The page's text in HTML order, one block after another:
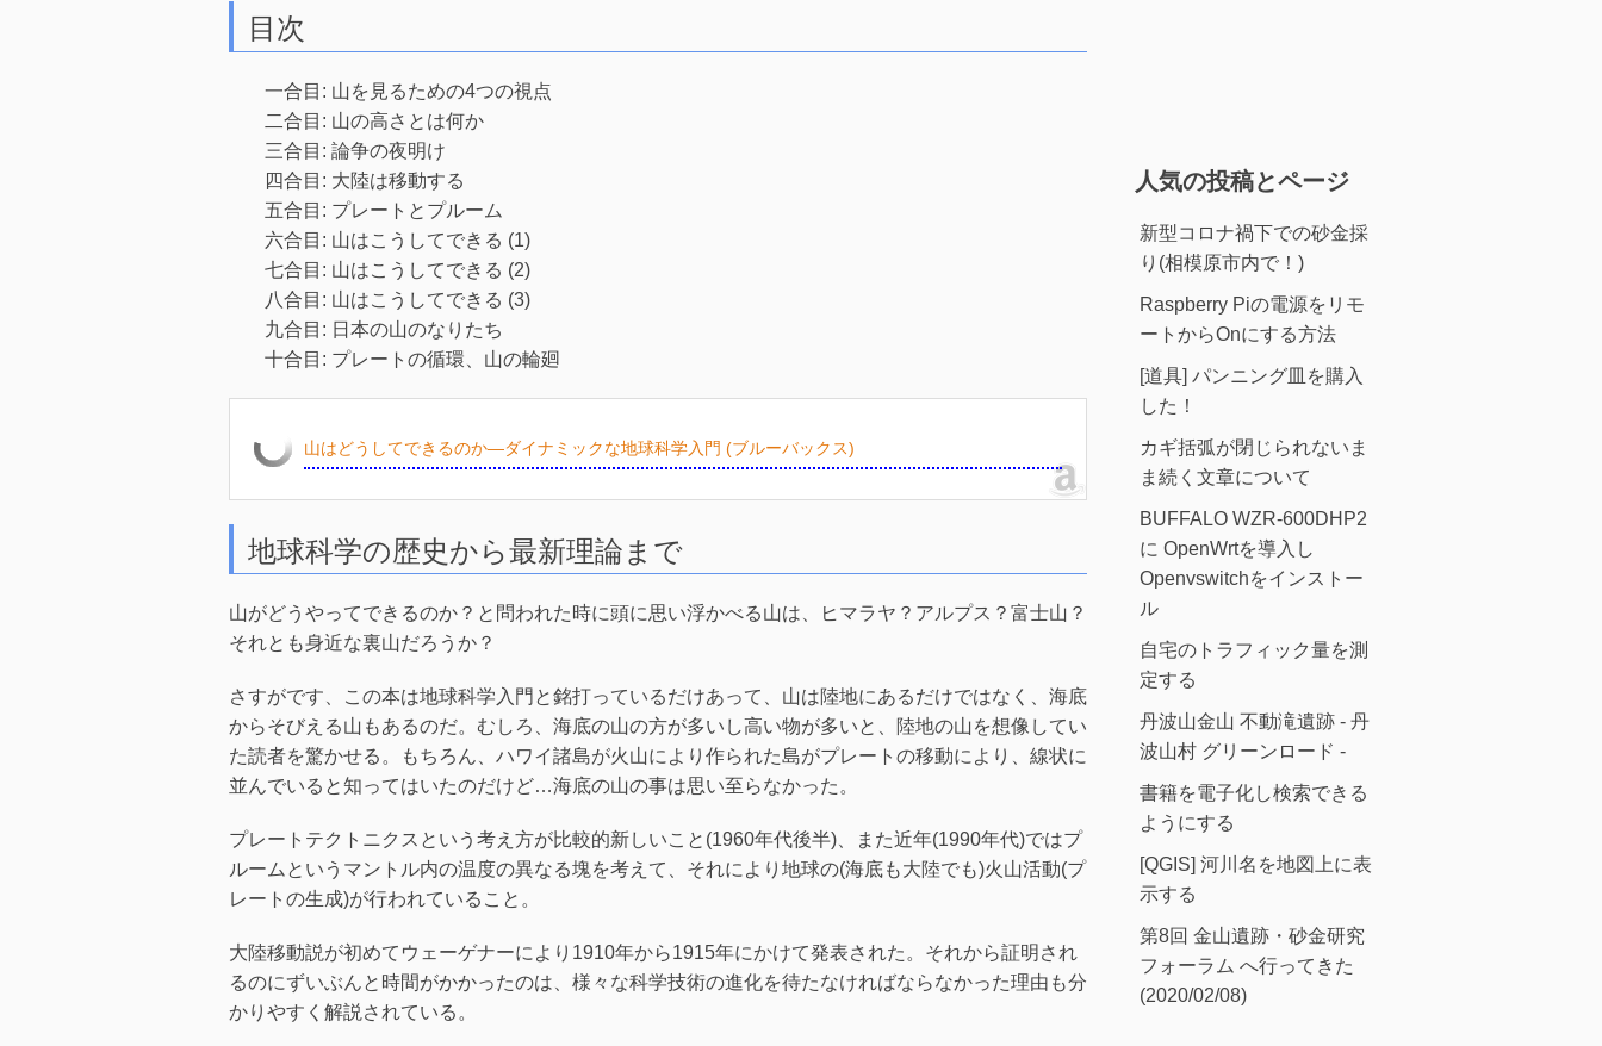
目次
一合目: 山を見るための4つの視点
二合目: 山の高さとは何か
三合目: 論争の夜明け
四合目: 大陸は移動する
五合目: プレートとプルーム
六合目: 山はこうしてできる (1)
七合目: 山はこうしてできる (2)
八合目: 山はこうしてできる (3)
九合目: 日本の山のなりたち
十合目: プレートの循環、山の輪廻
山はどうしてできるのか―ダイナミックな地球科学入門 (ブルーバックス)
地球科学の歴史から最新理論まで
山がどうやってできるのか？と問われた時に頭に思い浮かべる山は、ヒマラヤ？アルプス？富士山？
それとも身近な裏山だろうか？
さすがです、この本は地球科学入門と銘打っているだけあって、山は陸地にあるだけではなく、海底
からそびえる山もあるのだ。むしろ、海底の山の方が多いし高い物が多いと、陸地の山を想像してい
た読者を驚かせる。もちろん、ハワイ諸島が火山により作られた島がプレートの移動により、線状に
並んでいると知ってはいたのだけど…海底の山の事は思い至らなかった。
プレートテクトニクスという考え方が比較的新しいこと(1960年代後半)、また近年(1990年代)ではプ
ルームというマントル内の温度の異なる塊を考えて、それにより地球の(海底も大陸でも)火山活動(プ
レートの生成)が行われていること。
大陸移動説が初めてウェーゲナーにより1910年から1915年にかけて発表された。それから証明され
るのにずいぶんと時間がかかったのは、様々な科学技術の進化を待たなければならなかった理由も分
かりやすく解説されている。
人気の投稿とページ
新型コロナ禍下での砂金採
り(相模原市内で！)
Raspberry Piの電源をリモ
ートからOnにする方法
[道具] パンニング皿を購入
した！
カギ括弧が閉じられないま
ま続く文章について
BUFFALO WZR-600DHP2
に OpenWrtを導入し
Openvswitchをインストー
ル
自宅のトラフィック量を測
定する
丹波山金山 不動滝遺跡 - 丹
波山村 グリーンロード -
書籍を電子化し検索できる
ようにする
[QGIS] 河川名を地図上に表
示する
第8回 金山遺跡・砂金研究
フォーラム へ行ってきた
(2020/02/08)